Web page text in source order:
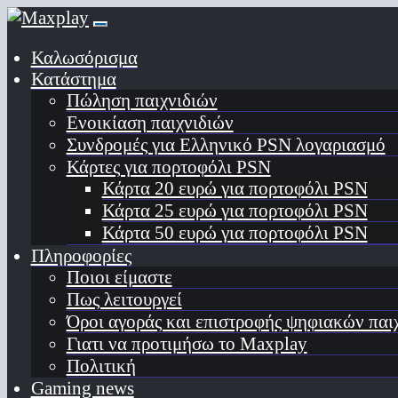
Καλωσόρισμα
Κατάστημα
Πώληση παιχνιδιών
Ενοικίαση παιχνιδιών
Συνδρομές για Ελληνικό PSN λογαριασμό
Κάρτες για πορτοφόλι PSN
Κάρτα 20 ευρώ για πορτοφόλι PSN
Κάρτα 25 ευρώ για πορτοφόλι PSN
Κάρτα 50 ευρώ για πορτοφόλι PSN
Πληροφορίες
Ποιοι είμαστε
Πως λειτουργεί
Όροι αγοράς και επιστροφής ψηφιακών
Γιατι να προτιμήσω το Maxplay
Πολιτική
Gaming news